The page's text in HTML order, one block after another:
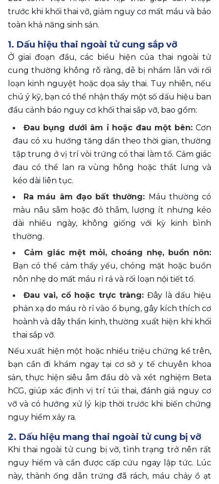
trước khi khối thai vỡ, giảm nguy cơ mất máu và bảo
toàn khả năng sinh sản.
1. Dấu hiệu thai ngoài tử cung sắp vỡ
Ở giai đoạn đầu, các biểu hiện của thai ngoài tử
cung thường không rõ ràng, dễ bị nhầm lẫn với rối
loạn kinh nguyệt hoặc dọa sảy thai. Tuy nhiên, nếu
chú ý kỹ, bạn có thể nhận thấy một số dấu hiệu ban
đầu cảnh báo nguy cơ khối thai sắp vỡ, bao gồm:
Đau bụng dưới âm ỉ hoặc đau một bên: Cơn
đau có xu hướng tăng dần theo thời gian, thường
tập trung ở vị trí vòi trứng có thai làm tổ. Cảm giác
đau có thể lan ra vùng hông hoặc thắt lưng và
kéo dài liên tục.
Ra máu âm đạo bất thường: Máu thường có
màu nâu sẫm hoặc đỏ thẫm, lượng ít nhưng kéo
dài nhiều ngày, không giống với kỳ kinh bình
thường.
Cảm giác mệt mỏi, choáng nhẹ, buồn nôn:
Bạn có thể cảm thấy yếu, chóng mặt hoặc buồn
nôn nhẹ do mất máu rỉ rả và rối loạn nội tiết tố.
Đau vai, cổ hoặc trực tràng: Đây là dấu hiệu
phản xạ do máu rò rỉ vào ổ bụng, gây kích thích cơ
hoành và dây thần kinh, thường xuất hiện khi khối
thai sắp vỡ.
Nếu xuất hiện một hoặc nhiều triệu chứng kể trên,
bạn cần đi khám ngay tại cơ sở y tế chuyên khoa
sản, thực hiện siêu âm đầu dò và xét nghiệm Beta
hCG, giúp xác định vị trí túi thai, đánh giá nguy cơ
vỡ và có hướng xử lý kịp thời trước khi biến chứng
nguy hiểm xảy ra.
2. Dấu hiệu mang thai ngoài tử cung bị vỡ
Khi thai ngoài tử cung bị vỡ, tình trạng trở nên rất
nguy hiểm và cần được cấp cứu ngay lập tức. Lúc
này, thành ống dẫn trứng đã rách, máu chảy ồ ạt